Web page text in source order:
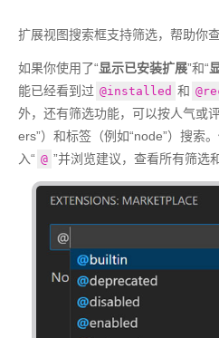
扩展视图搜索框支持筛选，帮助你
如果你使用了“显示已安装扩展”和“
能已经看到过 @installed 和
外，还有筛选功能，可以按人气或
ers”）和标签（例如“node”）搜索
入“ @ ”并浏览建议，查看所有筛选